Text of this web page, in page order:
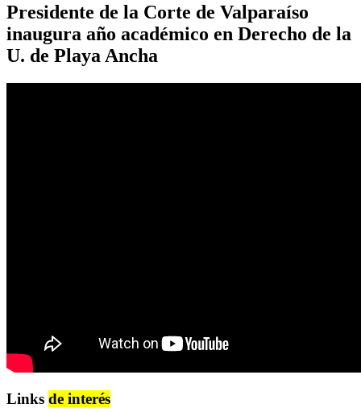
Presidente de la Corte de Valparaíso
inaugura año académico en Derecho de la
U. de Playa Ancha
Links de interés